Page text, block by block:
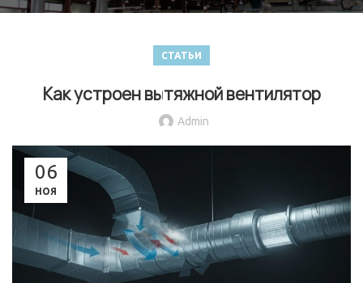
СТАТЬИ
Как устроен вытяжной вентилятор
Admin
06
НОЯ